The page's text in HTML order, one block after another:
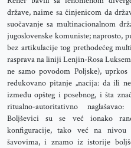
države, naime sa činjenicom da
suočavanje sa multinacionalnom
jugoslovenske komuniste; naprosto,
bez artikulacije tog prethodećeg
rasprava na liniji Lenjin-Rosa
ne samo povodom Poljske),
redukovano pitanje „nacija: da ili
između opšteg i posebnog, i šta
ritualno-autoritativno
Boljševici su se već ionako
konfiguracije, tako već na nivou
šavovima, i znamo iz istorije